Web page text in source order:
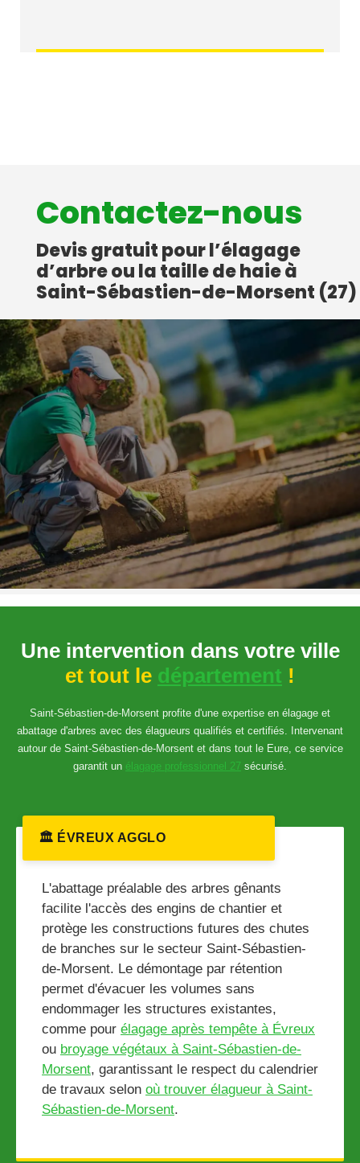
Contactez-nous
Devis gratuit pour l’élagage
d’arbre ou la taille de haie à
Saint-Sébastien-de-Morsent (27)
Une intervention dans votre ville
et tout le département !
Saint-Sébastien-de-Morsent profite d'une expertise en élagage et
abattage d'arbres avec des élagueurs qualifiés et certifiés. Intervenant
autour de Saint-Sébastien-de-Morsent et dans tout le Eure, ce service
garantit un élagage professionnel 27 sécurisé.
🏛️ ÉVREUX AGGLO
L'abattage préalable des arbres gênants
facilite l'accès des engins de chantier et
protège les constructions futures des chutes
de branches sur le secteur Saint-Sébastien-
de-Morsent. Le démontage par rétention
permet d'évacuer les volumes sans
endommager les structures existantes,
comme pour élagage après tempête à Évreux
ou broyage végétaux à Saint-Sébastien-de-
Morsent, garantissant le respect du calendrier
de travaux selon où trouver élagueur à Saint-
Sébastien-de-Morsent.